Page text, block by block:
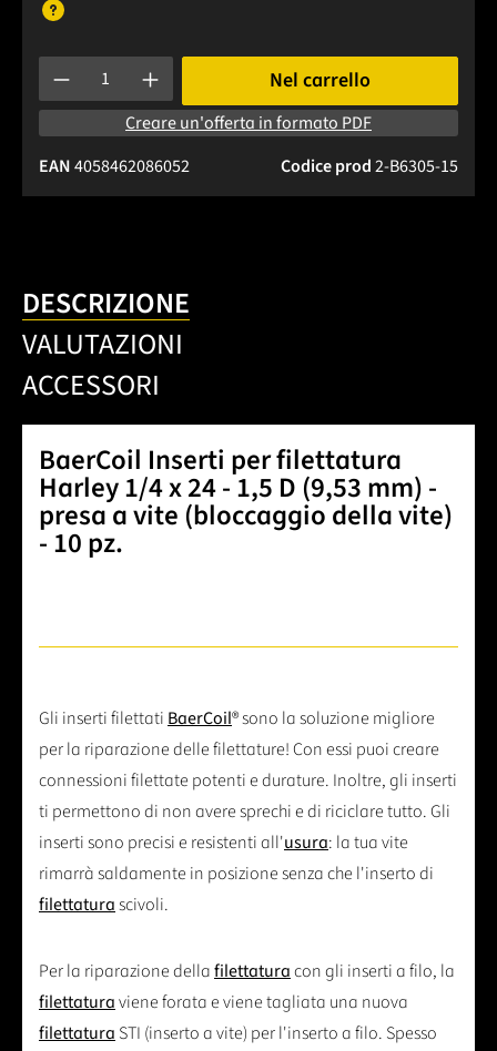
Quantità del prodotto: inserisci la quantità desiderata o
Nel carrello
Creare un'offerta in formato PDF
Codice prod2-B6305-15
EAN4058462086052
DESCRIZIONE
VALUTAZIONI
ACCESSORI
BaerCoil Inserti per filettatura
Harley 1/4 x 24 - 1,5 D (9,53 mm) -
presa a vite (bloccaggio della vite)
- 10 pz.
Gli inserti filettati BaerCoil® sono la soluzione migliore
per la riparazione delle filettature! Con essi puoi creare
connessioni filettate potenti e durature. Inoltre, gli inserti
ti permettono di non avere sprechi e di riciclare tutto. Gli
inserti sono precisi e resistenti all'usura: la tua vite
rimarrà saldamente in posizione senza che l'inserto di
filettaturascivoli.
Per la riparazione dellafilettaturacon gli inserti a filo, la
filettaturaviene forata e viene tagliata una nuova
filettatura STI (inserto a vite) per l'inserto a filo. Spesso